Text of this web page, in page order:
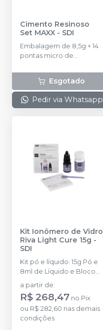
Cimento Resinoso
Set MAXX - SDI
Embalagem de 8,5g + 14
pontas micro de
Esgotado
Pedir via Whatsapp
Kit Ionômero de Vidro
Riva Light Cure 15g -
SDI
Kit pó e líquido: 15g Pó e
8ml de Líquido e Bloco
de espatulação
a partir de:
R$ 268,47 no Pix
ou R$ 282,60 nas demais
condições